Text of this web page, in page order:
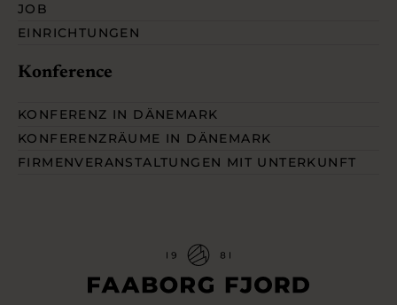
JOB
EINRICHTUNGEN
Konference
KONFERENZ IN DÄNEMARK
KONFERENZRÄUME IN DÄNEMARK
FIRMENVERANSTALTUNGEN MIT UNTERKUNFT